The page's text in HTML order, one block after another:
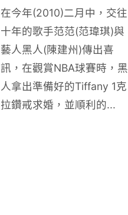
在今年(2010)二月中，交往
十年的歌手范范(范瑋琪)與
藝人黑人(陳建州)傳出喜
訊，在觀賞NBA球賽時，黑
人拿出準備好的Tiffany 1克
拉鑽戒求婚，並順利的...